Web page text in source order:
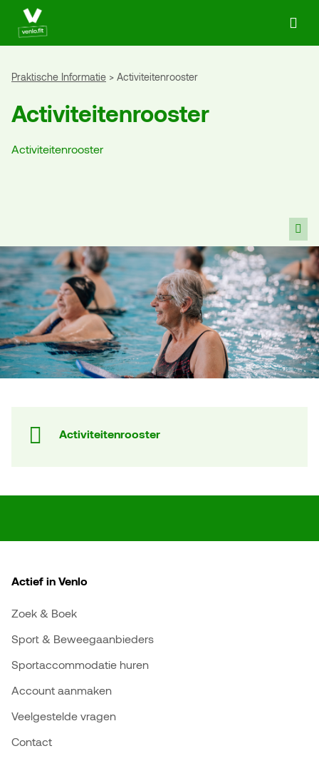
Ga naar de homepage van Actief in Venlo
Praktische Informatie Activiteitenrooster
Activiteitenrooster
Activiteitenrooster
Activiteitenrooster
Actief in Venlo
Zoek & Boek
Sport & Beweegaanbieders
Sportaccommodatie huren
Account aanmaken
Veelgestelde vragen
Contact